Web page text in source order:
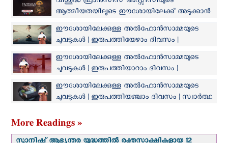
ആത്മീയതയിലൂടെ ഈശോയിലേക്ക് അടുക്കാന്‍
'ഫ്രാൻസിസ്കൻ മെസ്സഞ്ചർ' നാളെ മുതല്‍
ഈശോയിലേക്കുള്ള അൽഫോൻസാമ്മയുടെ
ചുവടുകൾ | ഇരുപത്തിയേഴാം ദിവസം |
തെറ്റിദ്ധരിക്കപ്പെടുന്നതിൽ സന്തോഷിക്കുക
ഈശോയിലേക്കുള്ള അൽഫോൻസാമ്മയുടെ
ചുവടുകൾ | ഇരുപത്തിയാറാം ദിവസം |
ഈശോയെ മാത്രം അന്വേഷിക്കുക
ഈശോയിലേക്കുള്ള അൽഫോൻസാമ്മയുടെ
ചുവടുകൾ | ഇരുപത്തിയഞ്ചാം ദിവസം | സ്വാർത്ഥ
More Readings »